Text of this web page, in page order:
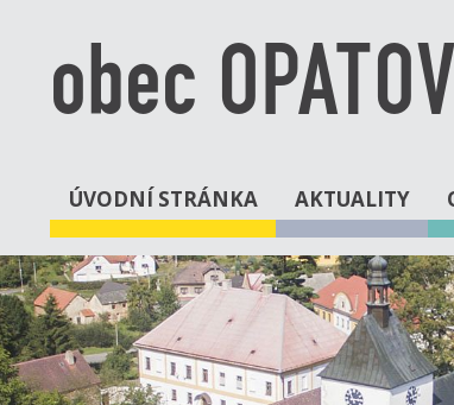
obec OPATOV
ÚVODNÍ STRÁNKA AKTUALITY